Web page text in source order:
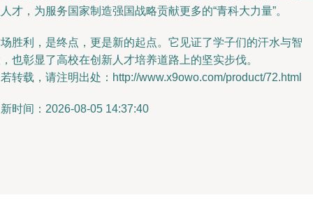
才，为服务国家制造强国战略贡献更多的“青科大力量”。
胜利，是终点，更是新的起点。它见证了学子们的汗水与智
也彰显了高校在创新人才培养道路上的坚实步伐。
转载，请注明出处：http://www.x9owo.com/product/72.html
时间：2026-08-05 14:37:40